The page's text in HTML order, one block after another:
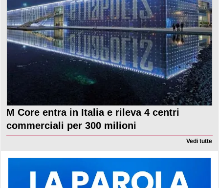
M Core entra in Italia e rileva 4 centri
commerciali per 300 milioni
Vedi tutte